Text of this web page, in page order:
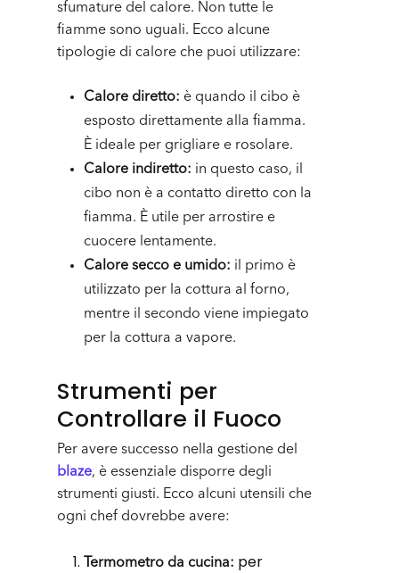
sfumature del calore. Non tutte le
fiamme sono uguali. Ecco alcune
tipologie di calore che puoi utilizzare:
Calore diretto: è quando il cibo è
esposto direttamente alla fiamma.
È ideale per grigliare e rosolare.
Calore indiretto: in questo caso, il
cibo non è a contatto diretto con la
fiamma. È utile per arrostire e
cuocere lentamente.
Calore secco e umido: il primo è
utilizzato per la cottura al forno,
mentre il secondo viene impiegato
per la cottura a vapore.
Strumenti per
Controllare il Fuoco
Per avere successo nella gestione del
blaze, è essenziale disporre degli
strumenti giusti. Ecco alcuni utensili che
ogni chef dovrebbe avere:
Termometro da cucina: per